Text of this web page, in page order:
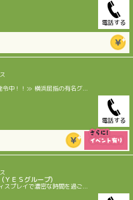
電話する
中！！≫ 横浜屈指の有名グ...
電話する
ＥＳグループ)
スプレイで濃密な時間を過ご...